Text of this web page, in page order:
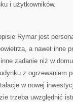
i użytkowników.
Rymar jest
a nawet inne
zadanie niż w
z ogrzewaniem
w nowej
trzeba uwzględnić